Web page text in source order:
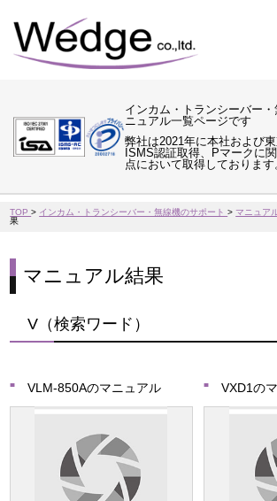
インカム・トランシーバー
ニュアル一覧ページです
弊社は2021年に本社および
ISMS認証取得、Pマークに
点において取得しております
TOP> インカム・トランシーバー・無線機のサポート>マニュア
果
マニュアル結果
V（検索ワード）
VLM-850Aのマニュアル VXD1の